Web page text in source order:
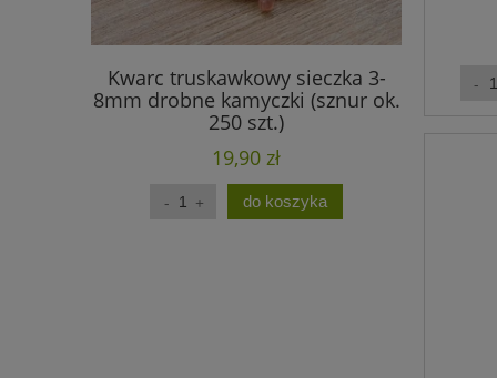
Kwarc truskawkowy sieczka 3-
8mm drobne kamyczki (sznur ok.
250 szt.)
19,90 zł
do koszyka
drobne